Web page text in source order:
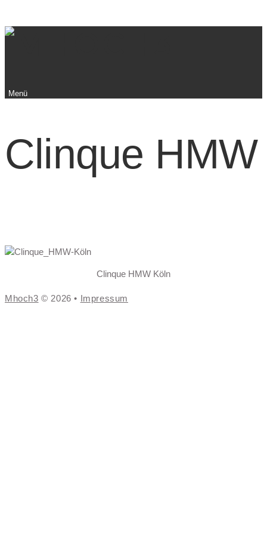
Menü
Clinque HMW
Clinque HMW Köln
Mhoch3 © 2026 • Impressum